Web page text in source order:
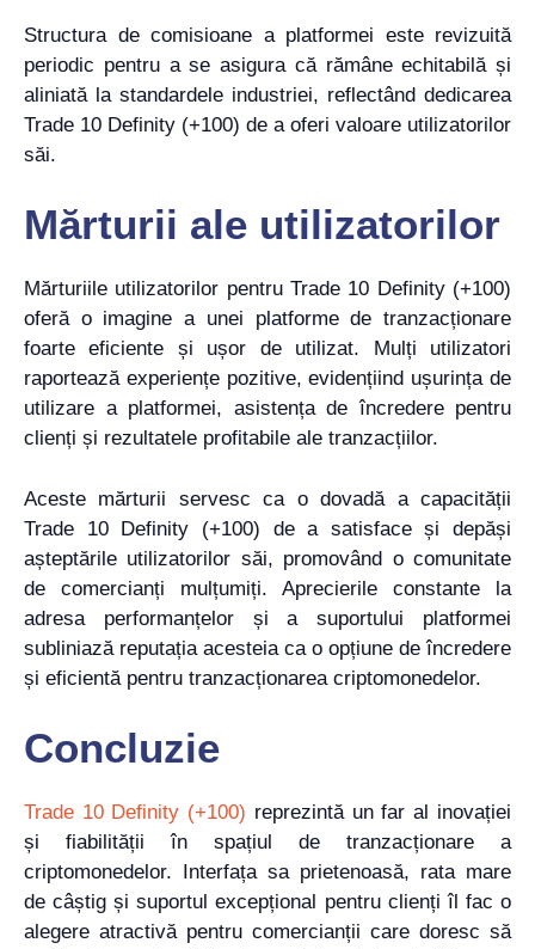
Structura de comisioane a platformei este revizuită
periodic pentru a se asigura că rămâne echitabilă și
aliniată la standardele industriei, reflectând dedicarea
Trade 10 Definity (+100) de a oferi valoare utilizatorilor
săi.
Mărturii ale utilizatorilor
Mărturiile utilizatorilor pentru Trade 10 Definity (+100)
oferă o imagine a unei platforme de tranzacționare
foarte eficiente și ușor de utilizat. Mulți utilizatori
raportează experiențe pozitive, evidențiind ușurința de
utilizare a platformei, asistența de încredere pentru
clienți și rezultatele profitabile ale tranzacțiilor.
Aceste mărturii servesc ca o dovadă a capacității
Trade 10 Definity (+100) de a satisface și depăși
așteptările utilizatorilor săi, promovând o comunitate
de comercianți mulțumiți. Aprecierile constante la
adresa performanțelor și a suportului platformei
subliniază reputația acesteia ca o opțiune de încredere
și eficientă pentru tranzacționarea criptomonedelor.
Concluzie
Trade 10 Definity (+100) reprezintă un far al inovației
și fiabilității în spațiul de tranzacționare a
criptomonedelor. Interfața sa prietenoasă, rata mare
de câștig și suportul excepțional pentru clienți îl fac o
alegere atractivă pentru comercianții care doresc să